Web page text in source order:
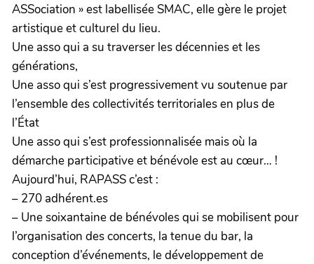
ASSociation » est labellisée SMAC, elle gère le projet
artistique et culturel du lieu.
Une asso qui a su traverser les décennies et les
générations,
Une asso qui s’est progressivement vu soutenue par
l’ensemble des collectivités territoriales en plus de
l’État
Une asso qui s’est professionnalisée mais où la
démarche participative et bénévole est au cœur… !
Aujourd’hui, RAPASS c’est :
– 270 adhérent.es
– Une soixantaine de bénévoles qui se mobilisent pour
l’organisation des concerts, la tenue du bar, la
conception d’événements, le développement de